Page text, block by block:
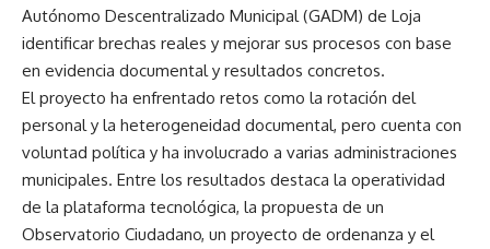
Autónomo Descentralizado Municipal (GADM) de Loja
identificar brechas reales y mejorar sus procesos con base
en evidencia documental y resultados concretos.
El proyecto ha enfrentado retos como la rotación del
personal y la heterogeneidad documental, pero cuenta con
voluntad política y ha involucrado a varias administraciones
municipales. Entre los resultados destaca la operatividad
de la plataforma tecnológica, la propuesta de un
Observatorio Ciudadano, un proyecto de ordenanza y el